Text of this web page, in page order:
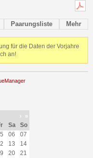
Paarungsliste Mehr
für die Daten der Vorjahre
an!
›
»
Sa
So
06
07
13
14
20
21